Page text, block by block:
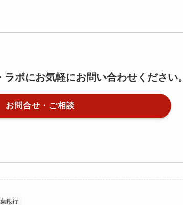
ボにお気軽にお問い合わせください。
お問合せ・ご相談
銀行